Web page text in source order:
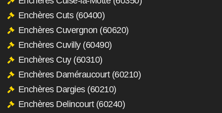
Enchères Cuts (60400)
Enchères Cuvergnon (60620)
Enchères Cuvilly (60490)
Enchères Cuy (60310)
Enchères Daméraucourt (60210)
Enchères Dargies (60210)
Enchères Delincourt (60240)